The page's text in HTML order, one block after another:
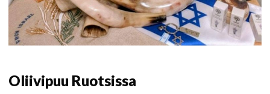
Oliivipuu Ruotsissa